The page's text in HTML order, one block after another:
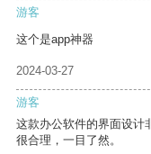
游客
这个是app神器
2024-03-27
游客
这款办公软件的界面设计
很合理，一目了然。